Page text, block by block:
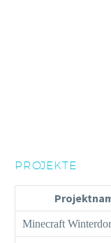
PROJEKTE
Minecraft